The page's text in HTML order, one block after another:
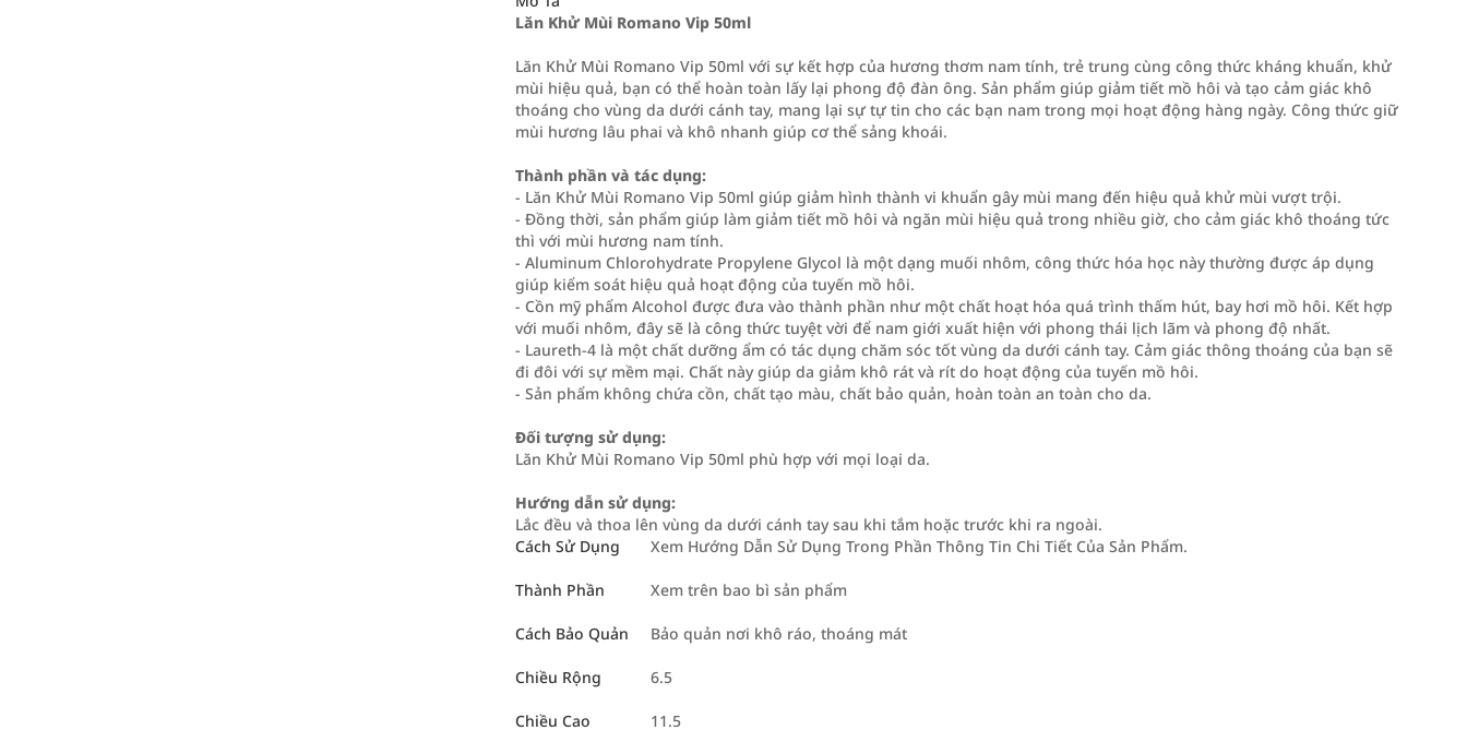
Lăn Khử Mùi Romano Vip 50ml
Lăn Khử Mùi Romano Vip 50ml với sự kết hợp của hương thơm nam tính, trẻ trung cùng công thức kháng khuẩn, khử
mùi hiệu quả, bạn có thể hoàn toàn lấy lại phong độ đàn ông. Sản phẩm giúp giảm tiết mồ hôi và tạo cảm giác khô
thoáng cho vùng da dưới cánh tay, mang lại sự tự tin cho các bạn nam trong mọi hoạt động hàng ngày. Công thức giữ
mùi hương lâu phai và khô nhanh giúp cơ thể sảng khoái.
Thành phần và tác dụng:
- Lăn Khử Mùi Romano Vip 50ml giúp giảm hình thành vi khuẩn gây mùi mang đến hiệu quả khử mùi vượt trội.
- Đồng thời, sản phẩm giúp làm giảm tiết mồ hôi và ngăn mùi hiệu quả trong nhiều giờ, cho cảm giác khô thoáng tức
thì với mùi hương nam tính.
- Aluminum Chlorohydrate Propylene Glycol là một dạng muối nhôm, công thức hóa học này thường được áp dụng
giúp kiểm soát hiệu quả hoạt động của tuyến mồ hôi.
- Cồn mỹ phẩm Alcohol được đưa vào thành phần như một chất hoạt hóa quá trình thấm hút, bay hơi mồ hôi. Kết hợp
với muối nhôm, đây sẽ là công thức tuyệt vời để nam giới xuất hiện với phong thái lịch lãm và phong độ nhất.
- Laureth-4 là một chất dưỡng ẩm có tác dụng chăm sóc tốt vùng da dưới cánh tay. Cảm giác thông thoáng của bạn sẽ
đi đôi với sự mềm mại. Chất này giúp da giảm khô rát và rít do hoạt động của tuyến mồ hôi.
- Sản phẩm không chứa cồn, chất tạo màu, chất bảo quản, hoàn toàn an toàn cho da.
Đối tượng sử dụng:
Lăn Khử Mùi Romano Vip 50ml phù hợp với mọi loại da.
Hướng dẫn sử dụng:
Lắc đều và thoa lên vùng da dưới cánh tay sau khi tắm hoặc trước khi ra ngoài.
Cách Sử Dụng
Xem Hướng Dẫn Sử Dụng Trong Phần Thông Tin Chi Tiết Của Sản Phẩm.
Thành Phần Xem trên bao bì sản phẩm
Cách Bảo Quản Bảo quản nơi khô ráo, thoáng mát
Chiều Rộng 6.5
Chiều Cao 11.5